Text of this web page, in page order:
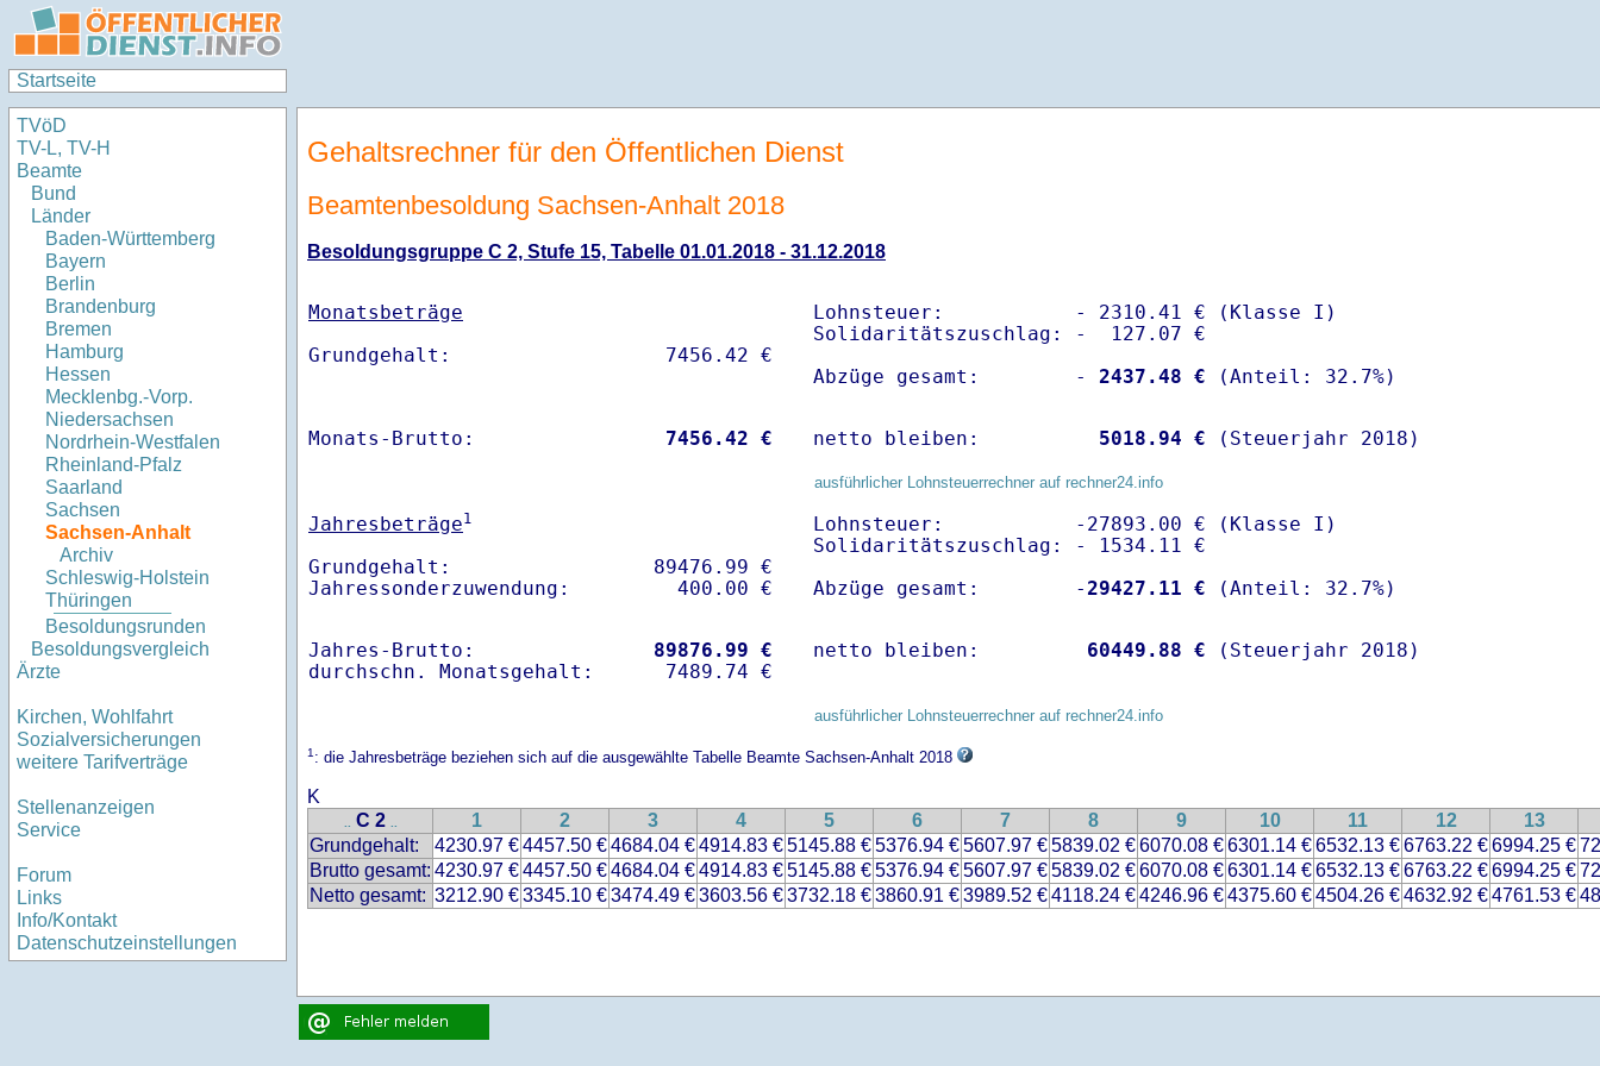
Startseite
TVöD
TV-L, TV-H
Beamte
Bund
Länder
Baden-Württemberg
Bayern
Berlin
Brandenburg
Bremen
Hamburg
Hessen
Mecklenbg.-Vorp.
Niedersachsen
Nordrhein-Westfalen
Rheinland-Pfalz
Saarland
Sachsen
Sachsen-Anhalt
Archiv
Schleswig-Holstein
Thüringen
Besoldungsrunden
Besoldungsvergleich
Ärzte
Kirchen, Wohlfahrt
Sozialversicherungen
weitere Tarifverträge
Stellenanzeigen
Service
Forum
Links
Info/Kontakt
Datenschutzeinstellungen
Gehaltsrechner für den Öffentlichen Dienst
Beamtenbesoldung Sachsen-Anhalt 2018
Besoldungsgruppe C 2, Stufe 15, Tabelle 01.01.2018 - 31.12.2018
Monatsbeträge
Lohnsteuer:           - 2310.41 € (Klasse I)
Solidaritätszuschlag: -  127.07 €
Abzüge gesamt:        -
2437.48 €
Monats-Brutto: 7456.42 € netto bleiben: 5018.94 € (Steuerjahr 2018)
ausführlicher Lohnsteuerrechner auf rechner24.info
Jahresbeträge1
Grundgehalt:                 89476.99 €
Lohnsteuer:           -27893.00 € (Klasse I)
Solidaritätszuschlag: - 1534.11 €
Abzüge gesamt:        -29427.11 €
Jahres-Brutto: 89876.99 €
netto bleiben: 60449.88 € (Steuerjahr 2018)
ausführlicher Lohnsteuerrechner auf rechner24.info
1: die Jahresbeträge beziehen sich auf die ausgewählte Tabelle Beamte Sachsen-Anhalt 2018
K
.. C 2 .. 1 2 3 4 5 6 7 8 9 10 11 12
13
Grundgehalt:
4230.97 €4457.50 €4684.04 €4914.83 €5145.88 €5376.94 €5607.97 €5839.02 €6070.08 €6301.14 €6532.13 €6763.22 €6994.25 €
Brutto gesamt: 4230.97 €4457.50 €4684.04 €4914.83 €5145.88 €5376.94 €5607.97 €5839.02 €6070.08 €6301.14 €6532.13 €6763.22 €6994.25 €
Netto gesamt: 3212.90 €3345.10 €3474.49 €3603.56 €3732.18 €3860.91 €3989.52 €4118.24 €4246.96 €4375.60 €4504.26 €4632.92 €4761.53 €